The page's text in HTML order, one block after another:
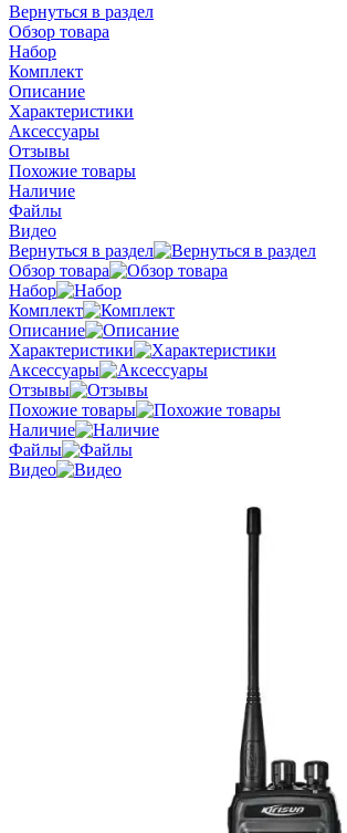
Вернуться в раздел
Обзор товара
Набор
Комплект
Описание
Характеристики
Аксессуары
Отзывы
Похожие товары
Наличие
Файлы
Видео
Вернуться в раздел
Обзор товара
Набор
Комплект
Описание
Характеристики
Аксессуары
Отзывы
Похожие товары
Наличие
Файлы
Видео